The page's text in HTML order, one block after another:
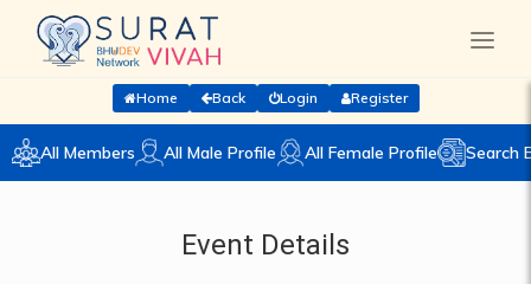
Home Back Login Register
All Members All Male Profile All Female Profile Search
Event Details